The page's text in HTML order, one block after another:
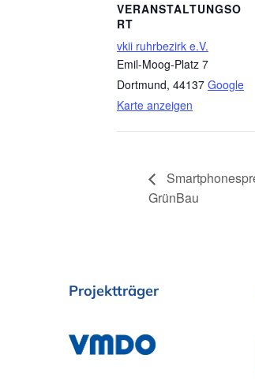
VERANSTALTUNGSO
RT
vkii ruhrbezirk e.V.
Emil-Moog-Platz 7
Dortmund, 44137 Google
Karte anzeigen
GrünBau
Projektträger